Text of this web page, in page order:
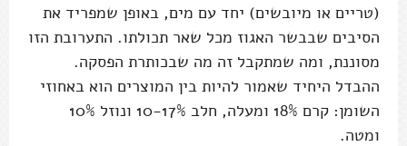
(טריים או מיובשים) יחד עם מים, באופן שמפריד את
הסיבים שבבשר האגוז מכל שאר תכולתו. התערובת הזו
מסוננת, ומה שמתקבל זה מה שבכותרת הפסקה.
ההבדל היחיד שאמור להיות בין המוצרים הוא באחוזי
השומן: קרם 18% ומעלה, חלב 10-17% ונוזל 10%
ומטה.